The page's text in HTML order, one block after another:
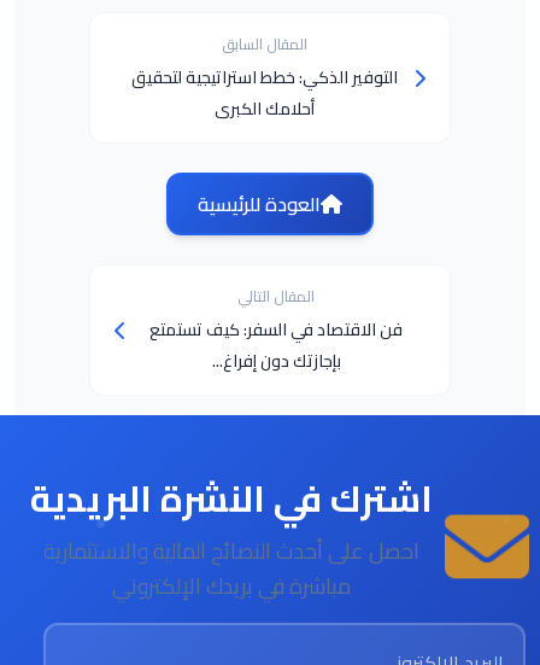
المقال السابق
التوفير الذكي: خطط استراتيجية لتحقيق
أحلامك الكبرى
العودة للرئيسية
المقال التالي
فن الاقتصاد في السفر: كيف تستمتع
بإجازتك دون إفراغ...
اشترك في النشرة البريدية
احصل على أحدث النصائح المالية والاستثمارية
مباشرة في بريدك الإلكتروني
البريد الإلكتروني